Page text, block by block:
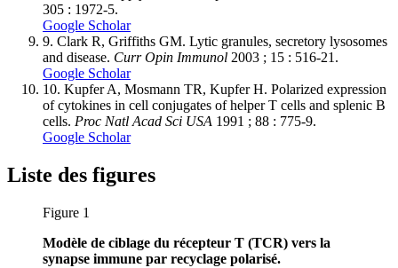
305 : 1972-5.
Google Scholar
9. Clark R, Griffiths GM. Lytic granules, secretory lysosomes
and disease. Curr Opin Immunol 2003 ; 15 : 516-21.
Google Scholar
10. Kupfer A, Mosmann TR, Kupfer H. Polarized expression
of cytokines in cell conjugates of helper T cells and splenic B
cells. Proc Natl Acad Sci USA 1991 ; 88 : 775-9.
Google Scholar
Liste des figures
Figure 1
Modèle de ciblage du récepteur T (TCR) vers la
synapse immune par recyclage polarisé.